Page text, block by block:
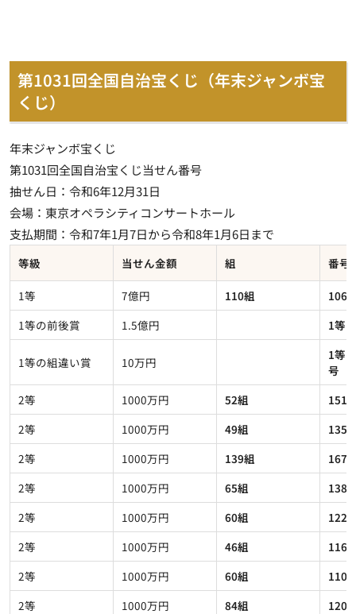
第1031回全国自治宝くじ（年末ジャンボ宝
くじ）
年末ジャンボ宝くじ
第1031回全国自治宝くじ当せん番号
抽せん日：令和6年12月31日
会場：東京オペラシティコンサートホール
支払期間：令和7年1月7日から令和8年1月6日まで
等級 当せん金額 組 番号
1等 7億円 110組
1等の前後賞
1.5億円 1等
1等の組違い賞 10万円
1等
号
2等
1000万円 52組
2等
1000万円 49組
2等
1000万円 139組
2等
1000万円 65組
2等
1000万円 60組
2等
1000万円 46組
2等
1000万円 60組
2等
1000万円 84組